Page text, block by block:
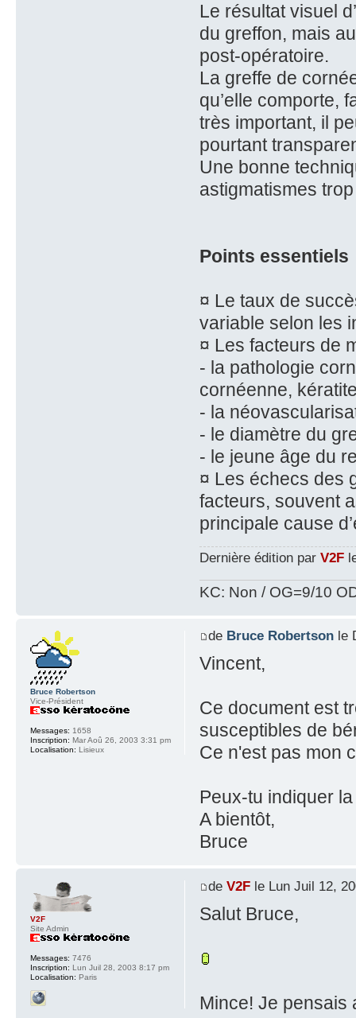
Le résultat visuel
du greffon, mais
post-opératoire.
La greffe de
qu’elle comporte,
très important, il
pourtant
Une bonne
astigmatismes
Points essentiels
¤ Le taux de
variable selon les
¤ Les facteurs de
- la pathologie
cornéenne,
- la
- le diamètre du
- le jeune âge du
¤ Les échecs des
facteurs, souvent
principale cause
Dernière édition par V2F
KC: Non / OG=9/10
de Bruce Robertsonle
Vincent,
Ce document est
susceptibles de
Ce n'est pas mon
Peux-tu indiquer
A bientôt,
Bruce
Bruce Robertson
Vice-Président
Messages: 1658
Inscription: Mar Aoû 26, 2003 3:31 pm
Localisation: Lisieux
de V2Fle Lun Juil 12,
Salut Bruce,
Mince! Je pensais
V2F
Site Admin
Messages: 7476
Inscription: Lun Juil 28, 2003 8:17 pm
Localisation: Paris